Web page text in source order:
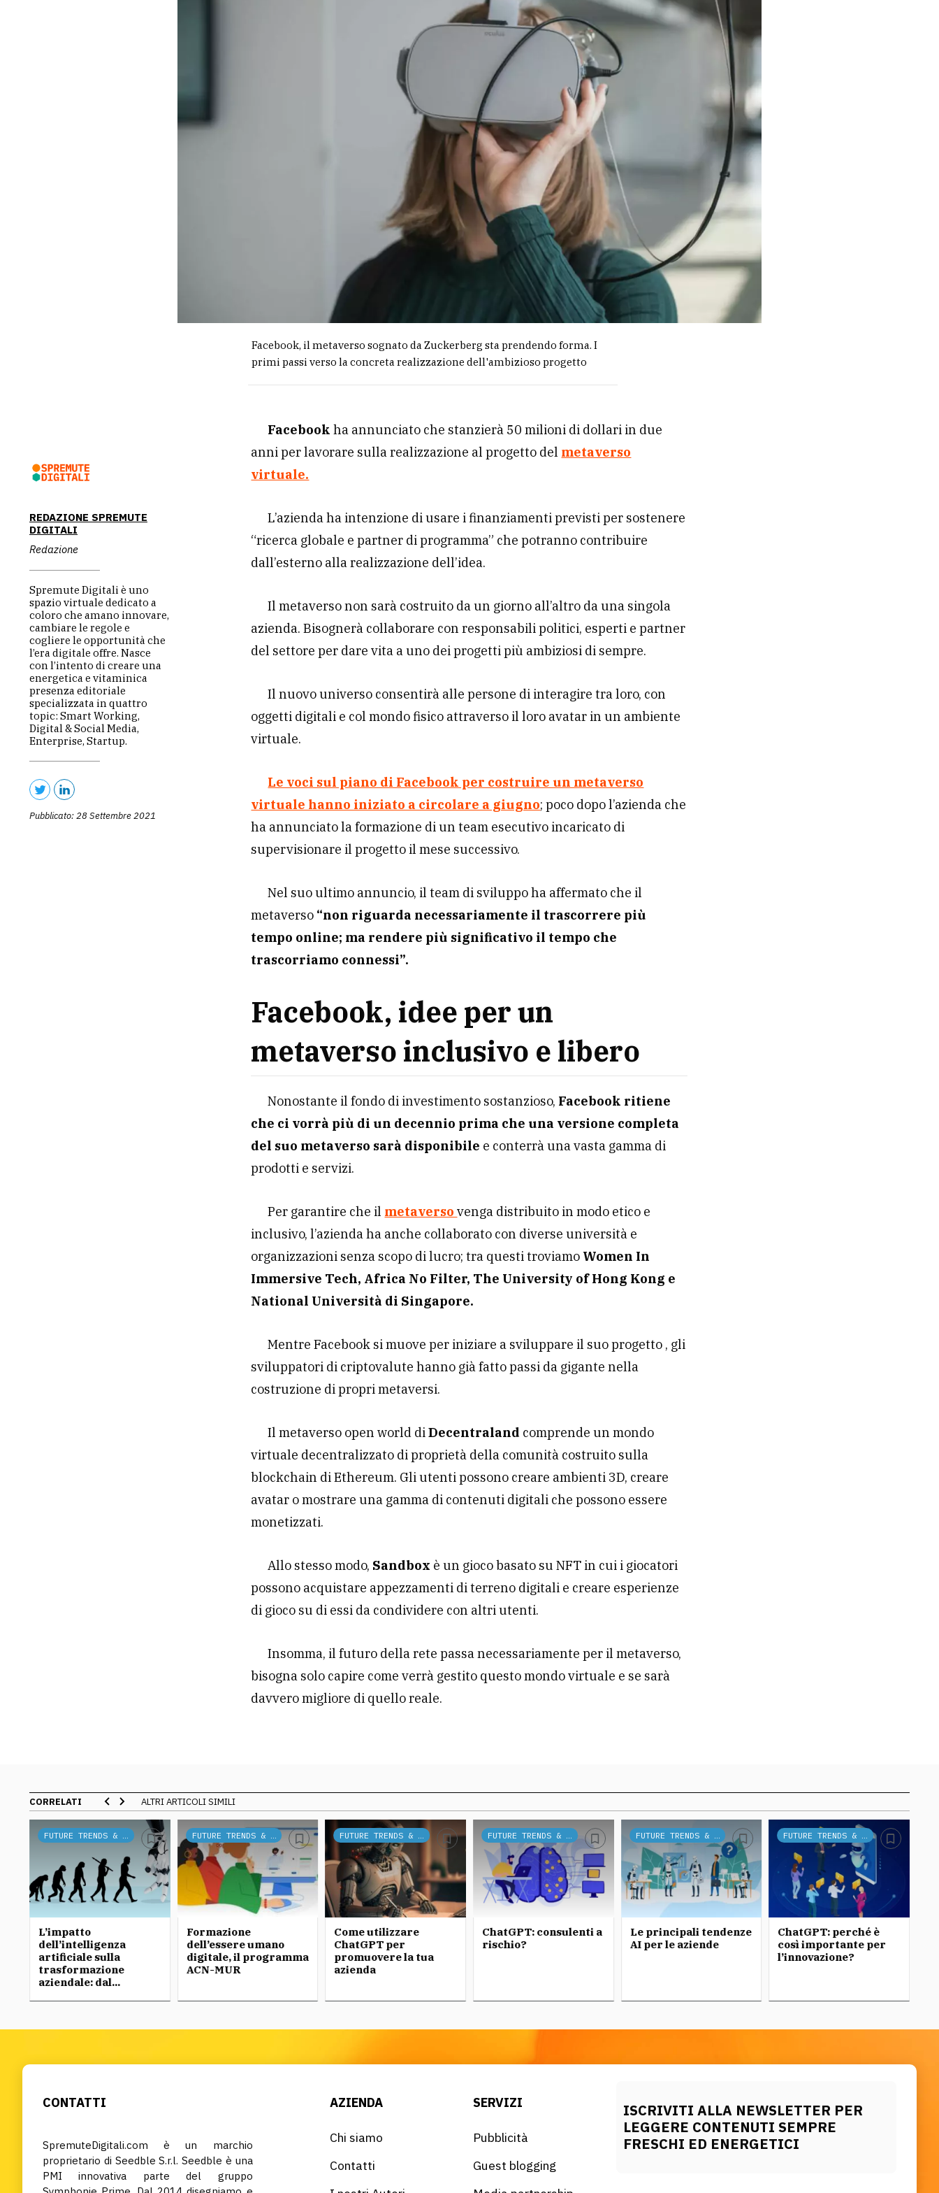
Facebook, il metaverso sognato da Zuckerberg sta prendendo forma. I
primi passi verso la concreta realizzazione dell'ambizioso progetto
REDAZIONE SPREMUTE
DIGITALI
Redazione
Spremute Digitali è uno
spazio virtuale dedicato a
coloro che amano innovare,
cambiare le regole e
cogliere le opportunità che
l’era digitale offre. Nasce
con l’intento di creare una
energetica e vitaminica
presenza editoriale
specializzata in quattro
topic: Smart Working,
Digital & Social Media,
Enterprise, Startup.
Pubblicato: 28 Settembre 2021
Facebookha annunciato che stanzierà 50 milioni di dollari in due
anni per lavorare sulla realizzazione al progetto del metaverso
virtuale.
L’azienda ha intenzione di usare i finanziamenti previsti per sostenere
“ricerca globale e partner di programma” che potranno contribuire
dall’esterno alla realizzazione dell’idea.
Il metaverso non sarà costruito da un giorno all’altro da una singola
azienda. Bisognerà collaborare con responsabili politici, esperti e partner
del settore per dare vita a uno dei progetti più ambiziosi di sempre.
Il nuovo universo consentirà alle persone di interagire tra loro, con
oggetti digitali e col mondo fisico attraverso il loro avatar in un ambiente
virtuale.
Le voci sul piano di Facebook per costruire un metaverso
virtuale hanno iniziato a circolare a giugno; poco dopo l’azienda che
ha annunciato la formazione di un team esecutivo incaricato di
supervisionare il progetto il mese successivo.
Nel suo ultimo annuncio, il team di sviluppo ha affermato che il
metaverso “non riguarda necessariamente il trascorrere più
tempo online; ma rendere più significativo il tempo che
trascorriamo connessi”.
Facebook, idee per un
metaverso inclusivo e libero
Nonostante il fondo di investimento sostanzioso, Facebook ritiene
che ci vorrà più di un decennio prima che una versione completa
del suo metaverso sarà disponibile e conterrà una vasta gamma di
prodotti e servizi.
Per garantire che il metaversovenga distribuito in modo etico e
inclusivo, l’azienda ha anche collaborato con diverse università e
organizzazioni senza scopo di lucro; tra questi troviamo Women In
Immersive Tech, Africa No Filter, The University of Hong Kong e
National Università di Singapore.
Mentre Facebook si muove per iniziare a sviluppare il suo progetto , gli
sviluppatori di criptovalute hanno già fatto passi da gigante nella
costruzione di propri metaversi.
Il metaverso open world diDecentraland comprende un mondo
virtuale decentralizzato di proprietà della comunità costruito sulla
blockchain di Ethereum. Gli utenti possono creare ambienti 3D, creare
avatar o mostrare una gamma di contenuti digitali che possono essere
monetizzati.
Allo stesso modo, Sandbox è un gioco basato su NFT in cui i giocatori
possono acquistare appezzamenti di terreno digitali e creare esperienze
di gioco su di essi da condividere con altri utenti.
Insomma, il futuro della rete passa necessariamente per il metaverso,
bisogna solo capire come verrà gestito questo mondo virtuale e se sarà
davvero migliore di quello reale.
CORRELATI ALTRI ARTICOLI SIMILI
L’impatto
dell’intelligenza
artificiale sulla
trasformazione
aziendale: dal...
Formazione
dell’essere umano
digitale, il programma
ACN-MUR
Come utilizzare
ChatGPT per
promuovere la tua
azienda
ChatGPT: consulenti a
rischio?
Le principali tendenze
AI per le aziende
ChatGPT: perché è
così importante per
l’innovazione?
CONTATTI
SpremuteDigitali.com è un marchio
proprietario di Seedble S.r.l. Seedble è una
PMI innovativa parte del gruppo
AZIENDA
Chi siamo
Contatti
SERVIZI
Pubblicità
Guest blogging
ISCRIVITI ALLA NEWSLETTER PER
LEGGERE CONTENUTI SEMPRE
FRESCHI ED ENERGETICI